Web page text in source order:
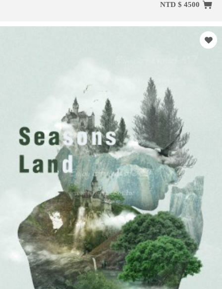
NTD $ 4500